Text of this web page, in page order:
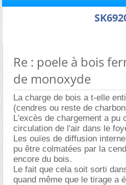
Re : poele à bois
de monoxyde
La charge de bois a t-elle
(cendres ou reste de
L'excès de chargement a pu
circulation de l'air dans le
Les ouïes de diffusion
pu être colmatées par la
encore du bois.
Le fait que cela soit sorti
quand même que le tirage a